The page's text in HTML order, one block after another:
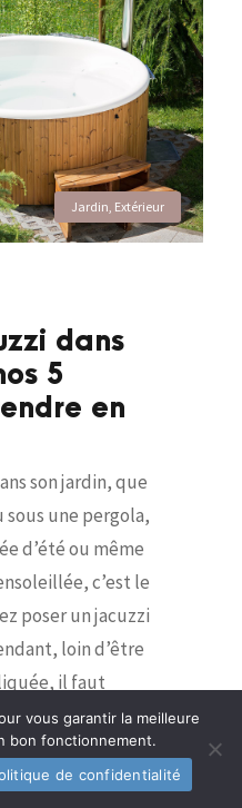
Jardin, Extérieur
dans
5
en
son jardin, que
sous une pergola,
d’été ou même
c’est le
poser un jacuzzi
loin d’être
il faut
étapes. Bien se
vous garantir la meilleure
bon fonctionnement.
de confidentialité